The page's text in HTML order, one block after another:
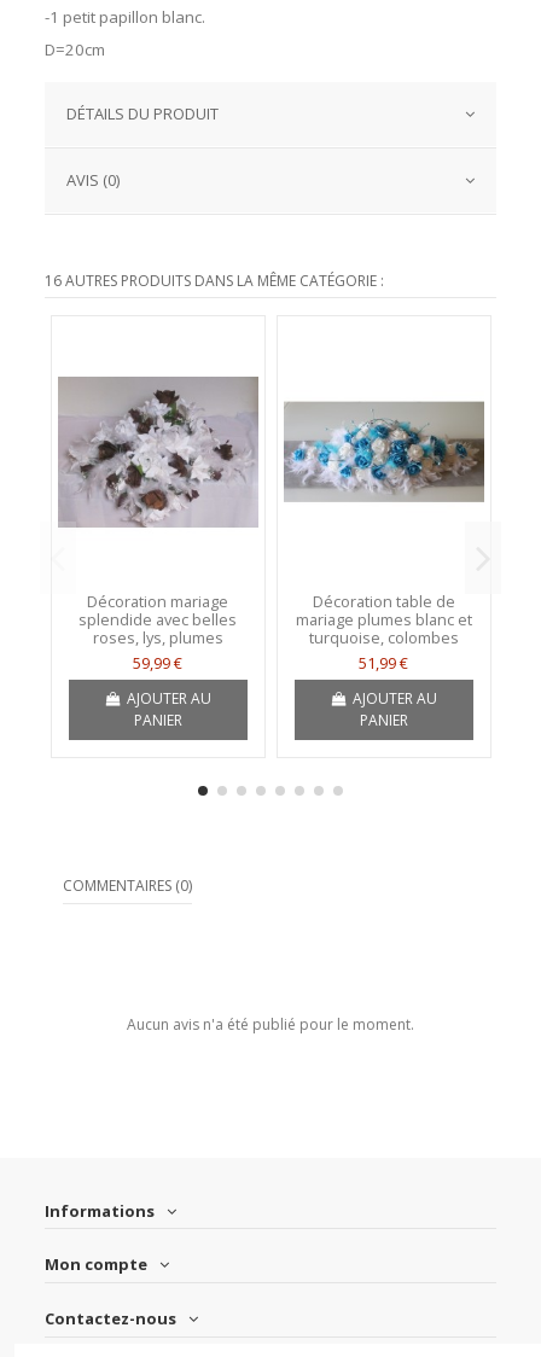
-1 petit papillon blanc.
D=20cm
DÉTAILS DU PRODUIT
AVIS (0)
16 AUTRES PRODUITS DANS LA MÊME CATÉGORIE :
Décoration mariage
splendide avec belles
roses, lys, plumes
59,99 €
AJOUTER AU
PANIER
Décoration table de
mariage plumes blanc et
turquoise, colombes
51,99 €
AJOUTER AU
PANIER
COMMENTAIRES (0)
Aucun avis n'a été publié pour le moment.
Informations
Mon compte
Contactez-nous